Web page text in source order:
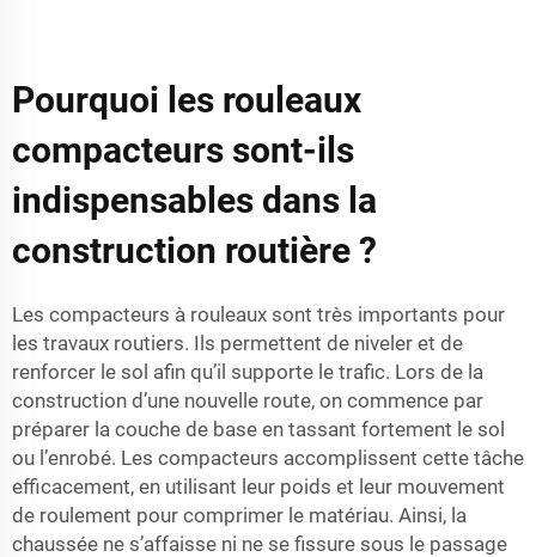
Pourquoi les rouleaux
compacteurs sont-ils
indispensables dans la
construction routière ?
Les compacteurs à rouleaux sont très importants pour
les travaux routiers. Ils permettent de niveler et de
renforcer le sol afin qu’il supporte le trafic. Lors de la
construction d’une nouvelle route, on commence par
préparer la couche de base en tassant fortement le sol
ou l’enrobé. Les compacteurs accomplissent cette tâche
efficacement, en utilisant leur poids et leur mouvement
de roulement pour comprimer le matériau. Ainsi, la
chaussée ne s’affaisse ni ne se fissure sous le passage